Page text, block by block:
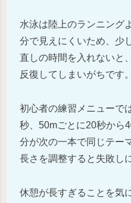
水泳は陸上のランニング
分で見えにくいため、少
直しの時間を入れないと
反復してしまいがちです。
初心者の練習メニューで
秒、50mごとに20秒から
分が次の一本で同じテー
長さを調整すると失敗し
休憩が長すぎることを気